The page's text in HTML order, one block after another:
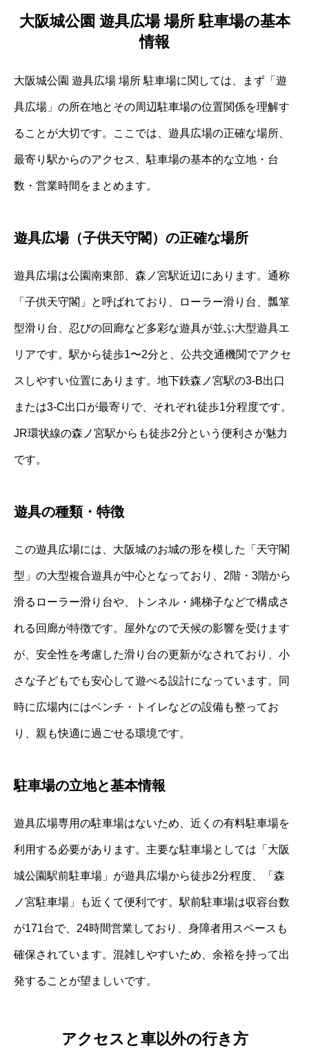
大阪城公園 遊具広場 場所 駐車場の基本
情報
大阪城公園 遊具広場 場所 駐車場に関しては、まず「遊
具広場」の所在地とその周辺駐車場の位置関係を理解す
ることが大切です。ここでは、遊具広場の正確な場所、
最寄り駅からのアクセス、駐車場の基本的な立地・台
数・営業時間をまとめます。
遊具広場（子供天守閣）の正確な場所
遊具広場は公園南東部、森ノ宮駅近辺にあります。通称
「子供天守閣」と呼ばれており、ローラー滑り台、瓢箪
型滑り台、忍びの回廊など多彩な遊具が並ぶ大型遊具エ
リアです。駅から徒歩1〜2分と、公共交通機関でアクセ
スしやすい位置にあります。地下鉄森ノ宮駅の3-B出口
または3-C出口が最寄りで、それぞれ徒歩1分程度です。
JR環状線の森ノ宮駅からも徒歩2分という便利さが魅力
です。
遊具の種類・特徴
この遊具広場には、大阪城のお城の形を模した「天守閣
型」の大型複合遊具が中心となっており、2階・3階から
滑るローラー滑り台や、トンネル・縄梯子などで構成さ
れる回廊が特徴です。屋外なので天候の影響を受けます
が、安全性を考慮した滑り台の更新がなされており、小
さな子どもでも安心して遊べる設計になっています。同
時に広場内にはベンチ・トイレなどの設備も整ってお
り、親も快適に過ごせる環境です。
駐車場の立地と基本情報
遊具広場専用の駐車場はないため、近くの有料駐車場を
利用する必要があります。主要な駐車場としては「大阪
城公園駅前駐車場」が遊具広場から徒歩2分程度、「森
ノ宮駐車場」も近くて便利です。駅前駐車場は収容台数
が171台で、24時間営業しており、身障者用スペースも
確保されています。混雑しやすいため、余裕を持って出
発することが望ましいです。
アクセスと車以外の行き方